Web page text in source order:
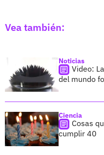
Vea también:
Noticias
Video:
del mundo
Ciencia
Cosas
cumplir 40